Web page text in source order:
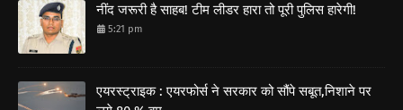
नींद जरूरी है साहब! टीम लीडर हारा तो पूरी पुलिस हारेगी!
5:21 pm
एयरस्ट्राइक : एयरफोर्स ने सरकार को सौंपे सबूत,निशाने पर